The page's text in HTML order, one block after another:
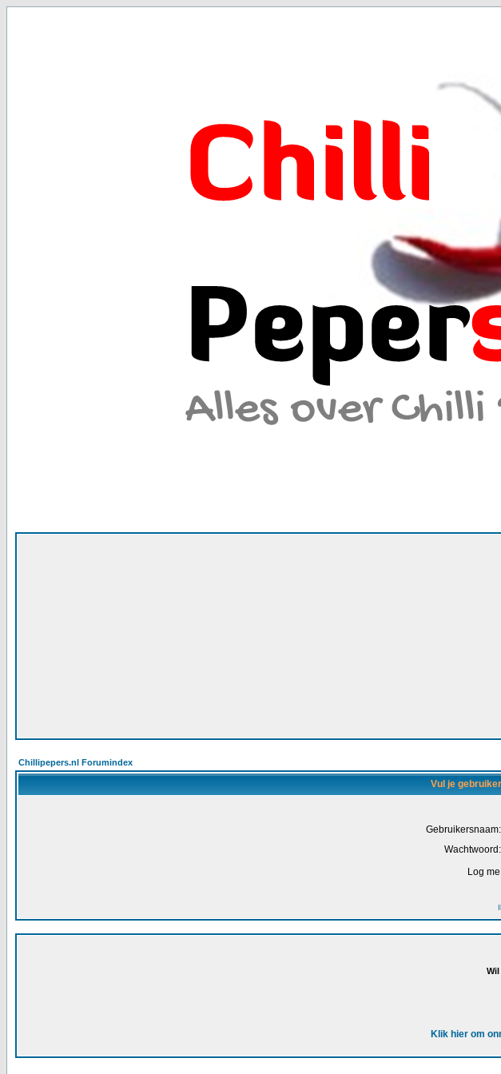
Chillipepers.nl Forumindex
Vul je
Gebruikersnaam:
Wachtwoord:
Log
Klik hier om